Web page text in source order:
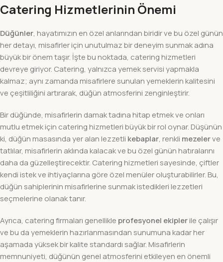
Catering Hizmetlerinin Önemi
Düğünler, hayatımızın en özel anlarından biridir ve bu özel günün
her detayı, misafirler için unutulmaz bir deneyim sunmak adına
büyük bir önem taşır. İşte bu noktada, catering hizmetleri
devreye giriyor. Catering, yalnızca yemek servisi yapmakla
kalmaz; aynı zamanda misafirlere sunulan yemeklerin kalitesini
ve çeşitliliğini artırarak, düğün atmosferini zenginleştirir.
Bir düğünde, misafirlerin damak tadına hitap etmek ve onları
mutlu etmek için catering hizmetleri büyük bir rol oynar. Düşünün
ki, düğün masasında yer alan lezzetli kebaplar, renkli mezelerve
tatlılar, misafirlerin aklında kalacak ve bu özel günün hatıralarını
daha da güzelleştirecektir. Catering hizmetleri sayesinde, çiftler
kendi istek ve ihtiyaçlarına göre özel menüler oluşturabilirler. Bu,
düğün sahiplerinin misafirlerine sunmak istedikleri lezzetleri
seçmelerine olanak tanır.
Ayrıca, catering firmaları genellikle profesyonel ekiplerile çalışır
ve bu da yemeklerin hazırlanmasından sunumuna kadar her
aşamada yüksek bir kalite standardı sağlar. Misafirlerin
memnuniyeti, düğünün genel atmosferini etkileyen en önemli